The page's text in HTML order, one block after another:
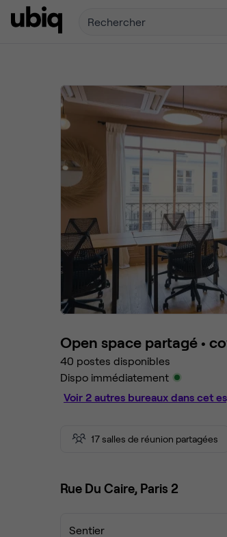
Rechercher
Open space partagé •
40 postes disponibles
Dispo immédiatement
Voir 2 autres bureaux dans cet
17 salles de réunion partagées
Rue Du Caire, Paris 2
Sentier